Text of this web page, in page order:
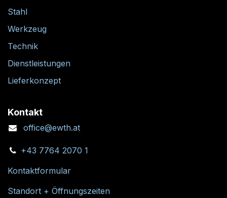
Stahl
Werkzeug
Technik
Dienstleistungen
Lieferkonzept
Kontakt
office@ewth.at
+43 7764 2070 1
Kontaktformular
Standort + Öffnungszeiten